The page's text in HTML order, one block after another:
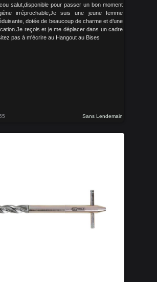
salut,disponible pour passer un bon moment
irréprochable,Je suis une jeune femme
dotée de beaucoup de charme et d’une
reçois et je me déplacer dans un cadre
pas à m'écrire au Hangout au Bises
Sans Lendemain